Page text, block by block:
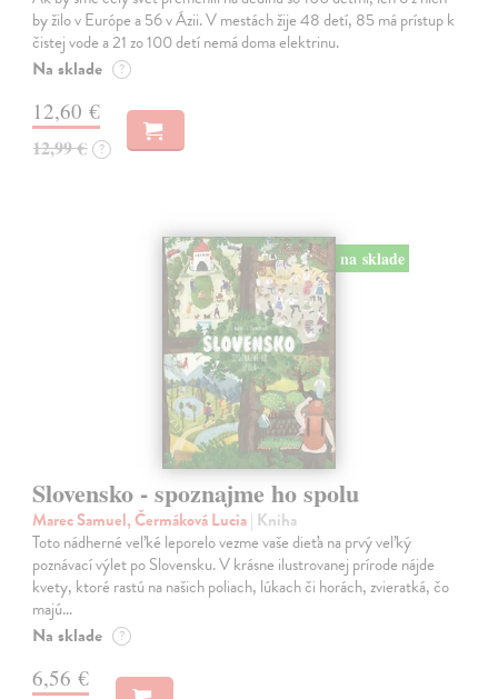
by žilo v Európe a 56 v Ázii. V mestách žije 48 detí, 85 má prístup k
čistej vode a 21 zo 100 detí nemá doma elektrinu.
Na sklade ?
12,60 €
12,99 € ?
na sklade
Slovensko - spoznajme ho spolu
Marec Samuel, Čermáková Lucia| Kniha
Toto nádherné veľké leporelo vezme vaše dieťa na prvý veľký
poznávací výlet po Slovensku. V krásne ilustrovanej prírode nájde
kvety, ktoré rastú na našich poliach, lúkach či horách, zvieratká, čo
majú…
Na sklade ?
6,56 €